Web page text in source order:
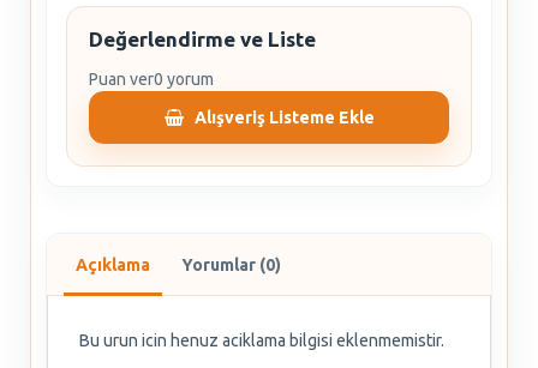
Değerlendirme ve Liste
Puan ver0 yorum
Alışveriş Listeme Ekle
Açıklama Yorumlar (0)
Bu urun icin henuz aciklama bilgisi eklenmemistir.